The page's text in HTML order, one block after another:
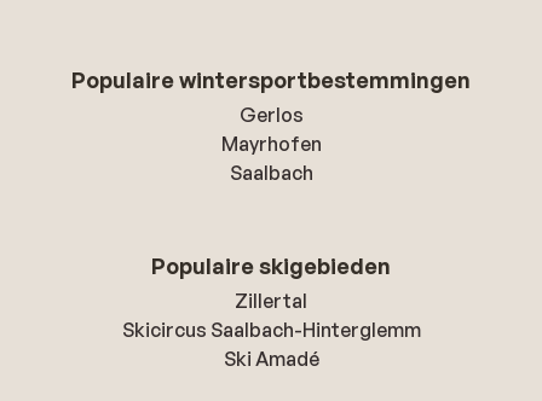
Populaire wintersportbestemmingen
Gerlos
Mayrhofen
Saalbach
Populaire skigebieden
Zillertal
Skicircus Saalbach-Hinterglemm
Ski Amadé